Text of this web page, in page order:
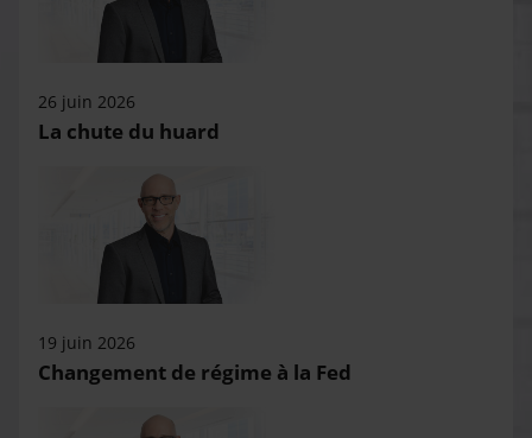
26 juin 2026
La chute du huard
19 juin 2026
Changement de régime à la Fed